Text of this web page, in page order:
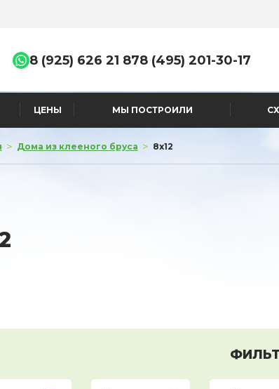
8 (495) 201-30-17
8 (925) 626 21 87
ЦЕНЫ МЫ ПОСТРОИЛИ
> Дома из клееного бруса > 8x12